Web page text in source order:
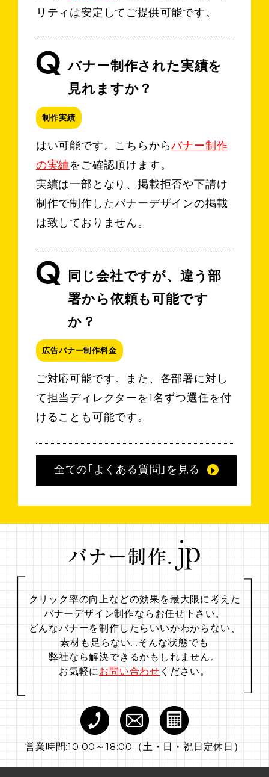
リティは安定してご提供可能です。
バナー制作された実績を
見れますか？
制作実績
はい可能です。こちらからバナー制作
の実績をご確認頂けます。
実績は一部となり、掲載拒否や下請け
制作で制作したバナーデザインの掲載
は致しておりません。
同じ会社ですが、違う部
署から依頼も可能です
か？
広告バナー制作料金
ご対応可能です。また、各部署に対し
て担当ディレクターを1名ずつ選任を付
けることも可能です。
全ての｢よくある質問｣を見る
クリック率の向上などの効果を最大限に考えた
バナーデザイン制作ならお任せ下さい。
どんなバナーを制作したらいいかわからない、
素材も足らない…そんな状態でも
弊社なら解決できるかもしれません。
お気軽にお問い合わせ ください。
営業時間:10:00～18:00（土・日・祝日定休日）